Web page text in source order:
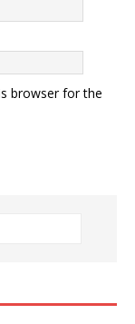
browser for the